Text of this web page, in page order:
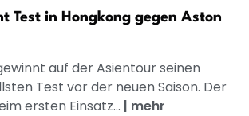
Test in Hongkong gegen Aston
auf der Asientour seinen
Test vor der neuen Saison. Der
ersten Einsatz... | mehr